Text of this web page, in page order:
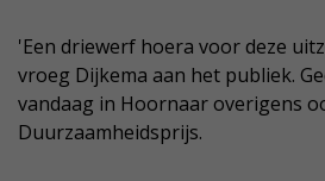
'Een driewerf hoera voor deze
vroeg Dijkema aan het publiek.
vandaag in Hoornaar overigens
Duurzaamheidsprijs.